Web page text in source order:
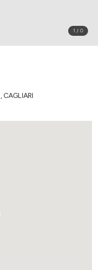
1 / 0
, CAGLIARI